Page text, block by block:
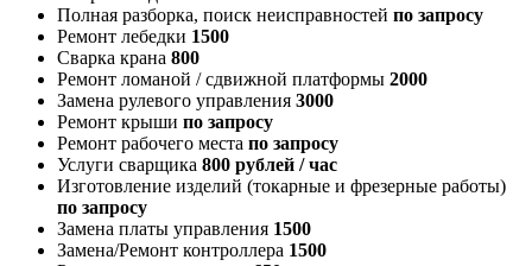
Полная разборка, поиск неисправностей по запросу
Ремонт лебедки 1500
Сварка крана 800
Ремонт ломаной / сдвижной платформы 2000
Замена рулевого управления 3000
Ремонт крыши по запросу
Ремонт рабочего места по запросу
Услуги сварщика 800 рублей / час
Изготовление изделий (токарные и фрезерные работы)
по запросу
Замена платы управления 1500
Замена/Ремонт контроллера 1500